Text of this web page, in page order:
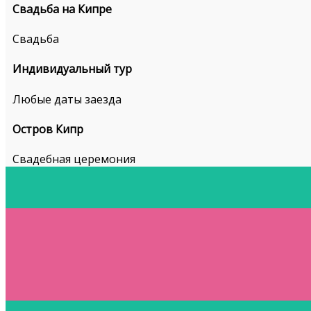
Свадьба на Кипре
Свадьба
Индивидуальный тур
Любые даты заезда
Остров Кипр
Свадебная церемония